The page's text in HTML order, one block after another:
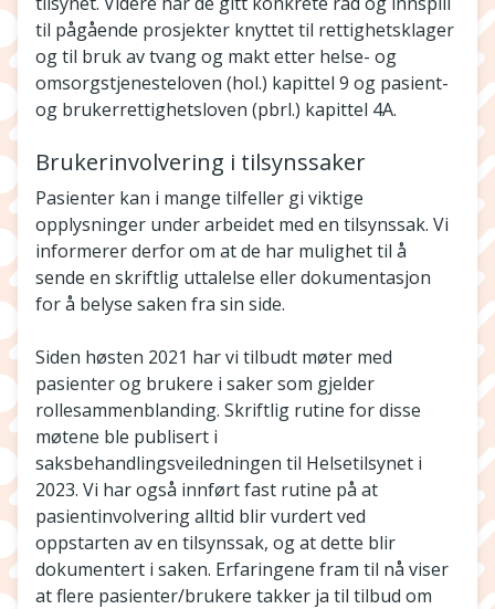
til pågående prosjekter knyttet til rettighetsklager
og til bruk av tvang og makt etter helse- og
omsorgstjenesteloven (hol.) kapittel 9 og pasient-
og brukerrettighetsloven (pbrl.) kapittel 4A.
Brukerinvolvering i tilsynssaker
Pasienter kan i mange tilfeller gi viktige
opplysninger under arbeidet med en tilsynssak. Vi
informerer derfor om at de har mulighet til å
sende en skriftlig uttalelse eller dokumentasjon
for å belyse saken fra sin side.
Siden høsten 2021 har vi tilbudt møter med
pasienter og brukere i saker som gjelder
rollesammenblanding. Skriftlig rutine for disse
møtene ble publisert i
saksbehandlingsveiledningen til Helsetilsynet i
2023. Vi har også innført fast rutine på at
pasientinvolvering alltid blir vurdert ved
oppstarten av en tilsynssak, og at dette blir
dokumentert i saken. Erfaringene fram til nå viser
at flere pasienter/brukere takker ja til tilbud om